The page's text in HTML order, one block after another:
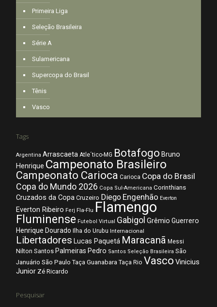
Primeira Liga
Seleção Brasileira
Série A
Sulamericana
Supercopa do Brasil
Tênis
Vasco
Tags
Argentina Arrascaeta Atle´tico-MG Botafogo Bruno
Henrique Campeonato Brasileiro
Campeonato Carioca Carioca Copa do Brasil
Copa do Mundo 2026 Copa Sul-Americana Corinthians
Cruzados da Copa Cruzeiro Diego Engenhão Everton
Everton Ribeiro Ferj Fla-Flu Flamengo
Fluminense Futebol Virtual Gabigol Grêmio Guerrero
Henrique Dourado Ilha do Urubu Internacional
Libertadores Lucas Paquetá Maracanã Messi
Nilton Santos Palmeiras Pedro Santos Seleção Brasileira São
Januário São Paulo Taça Guanabara Taça Rio Vasco Vinicius
Junior Zé Ricardo
Pesquisar